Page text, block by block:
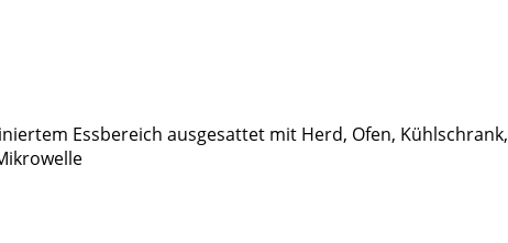
Essbereich ausgesattet mit Herd, Ofen, Kühlschrank,